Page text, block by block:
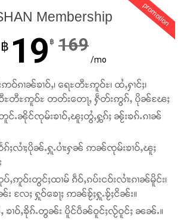
promotion
Membership
฿ 19 ฿ 169
/mo
ဝ်ၵၢၼ်ၶၢဝ်ႇ၊ ရေႊတီႊဢူဝ်ႊ၊ ထႆႇႁၢင်ႈ၊
ႇဝီႊတီႊဢူဝ်ႊ တတ်းတေႃႇ ႁဵတ်းဢွၵ်ႇ ပိုၼ်ၽႄႈ
င်ႉၼိုင်ၸုမ်းၶၢဝ်ႇၽူႈတွႆႇႁွၵ်ႈ ၼႂ်းၶၵ်ႉၵၢၼ်
ၵ်ႈလၢႆႈပိုၼ်ႉႁူႉပၢႆးႁၼ် ဢၼ်ၸုမ်းၶၢဝ်ႇၽူႈ
ပ်ႇဢူဝ်းတွင်ႈထၢမ် ၵဵဝ်ႇၵပ်းငဝ်းလၢႆးၵၢၼ်မိူင်း၊
ၼ်း လႄႈ ႁူဝ်ၶေႃႈ ဢၼ်ၶႂ်ႈႁူႉၶႂ်ႈငိၼ်း။
ၶၢဝ်ႇၶိုၵ်ႉတွၼ်း ပိူင်ပဵၼ်ဝူင်ႈလႂ်ဝူင်ႈ ၼၼ်ႉ။